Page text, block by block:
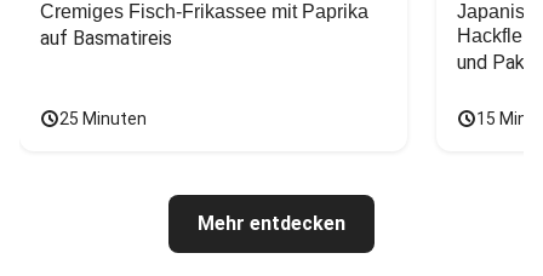
Cremiges Fisch-Frikassee mit Paprika
auf Basmatireis
25 Minuten
und Pak
15
Mehr entdecken